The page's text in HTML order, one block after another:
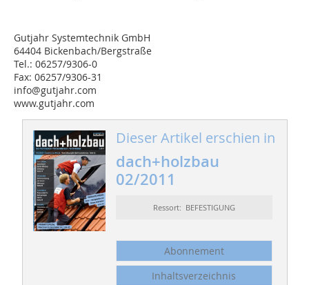
Gutjahr Systemtechnik GmbH
64404 Bickenbach/Bergstraße
Tel.: 06257/9306-0
Fax: 06257/9306-31
info@gutjahr.com
www.gutjahr.com
Dieser Artikel erschien in
dach+holzbau
02/2011
Ressort: BEFESTIGUNG
Abonnement
Inhaltsverzeichnis